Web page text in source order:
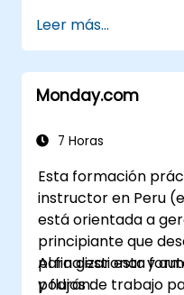
las
Aprovechar las
evaluación de
relaciones y la
Integrar Sales
terceros.
Leer más...
Monday.com
7 Horas
Esta formación
instructor en Peru
está orientada a
principiante que
para gestionar y
y flujos de trabajo
Al finalizar esta
podrán: